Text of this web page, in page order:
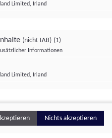
Limited, Irland
(nicht IAB) (1)
Informationen
Limited, Irland
Nichts akzeptieren